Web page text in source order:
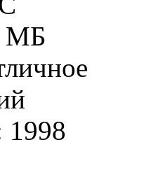
МБ
1998